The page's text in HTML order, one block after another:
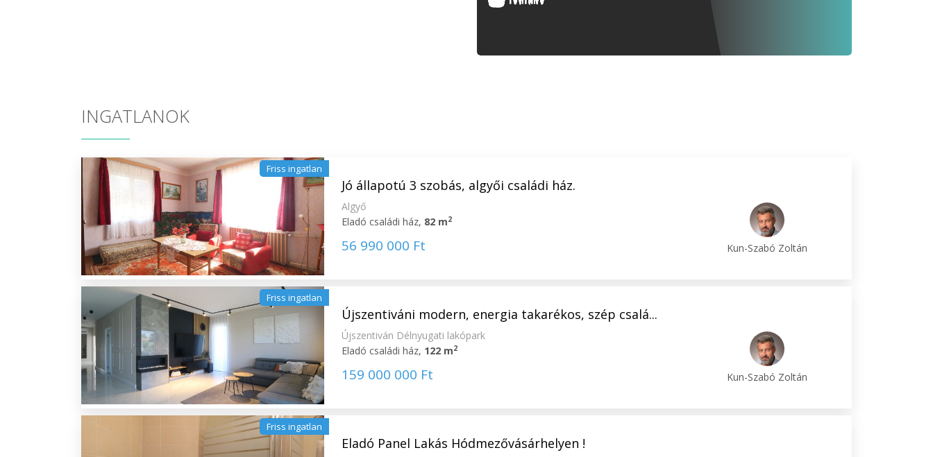
INGATLANOK
Friss ingatlan
Jó állapotú 3 szobás, algyői családi ház.
Algyő
Eladó családi ház, 82 m2
56 990 000 Ft Kun-Szabó Zoltán
Friss ingatlan
Újszentiváni modern, energia takarékos, szép csalá...
Újszentiván Délnyugati lakópark
Eladó családi ház, 122 m2
159 000 000 Ft Kun-Szabó Zoltán
Friss ingatlan
Eladó Panel Lakás Hódmezővásárhelyen !